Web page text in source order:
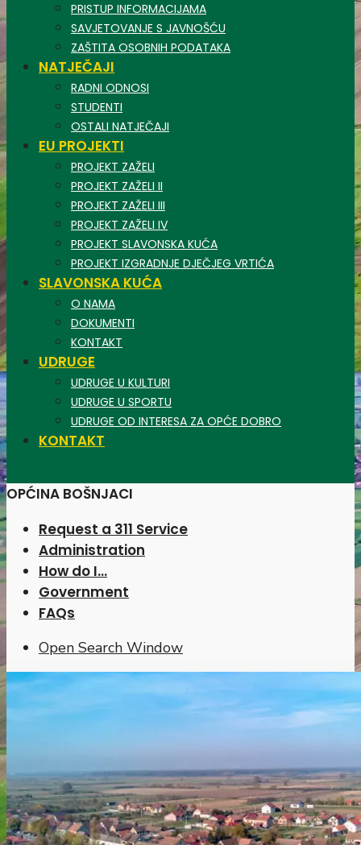
PRISTUP INFORMACIJAMA
SAVJETOVANJE S JAVNOŠĆU
ZAŠTITA OSOBNIH PODATAKA
NATJEČAJI
RADNI ODNOSI
STUDENTI
OSTALI NATJEČAJI
EU PROJEKTI
PROJEKT ZAŽELI
PROJEKT ZAŽELI II
PROJEKT ZAŽELI III
PROJEKT ZAŽELI IV
PROJEKT SLAVONSKA KUĆA
PROJEKT IZGRADNJE DJEČJEG VRTIĆA
SLAVONSKA KUĆA
O NAMA
DOKUMENTI
KONTAKT
UDRUGE
UDRUGE U KULTURI
UDRUGE U SPORTU
UDRUGE OD INTERESA ZA OPĆE DOBRO
KONTAKT
OPĆINA BOŠNJACI
Request a 311 Service
Administration
How do I…
Government
FAQs
Open Search Window